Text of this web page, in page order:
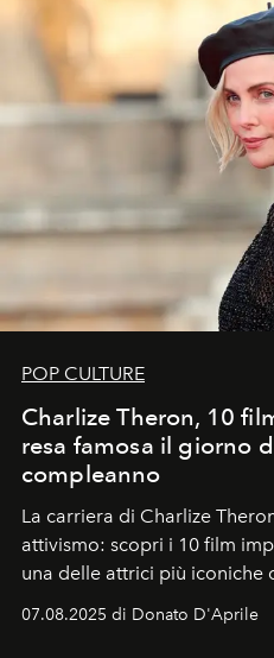
POP CULTURE
Charlize Theron, 10
resa famosa il giorno
compleanno
La carriera di Charlize
attivismo: scopri i 10 film
una delle attrici più iconiche
07.08.2025 di Donato D'Aprile